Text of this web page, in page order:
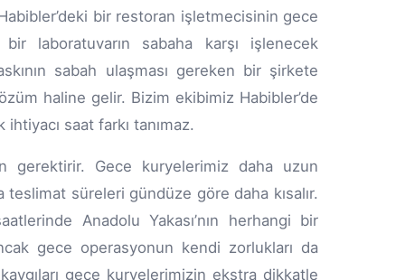
bir restoran işletmecisinin gece
laboratuvarın sabaha karşı işlenecek
sabah ulaşması gereken bir şirkete
haline gelir. Bizim ekibimiz Habibler’de
saat farkı tanımaz.
gerektirir. Gece kuryelerimiz daha uzun
süreleri gündüze göre daha kısalır.
Anadolu Yakası’nın herhangi bir
gece operasyonun kendi zorlukları da
gece kuryelerimizin ekstra dikkatle